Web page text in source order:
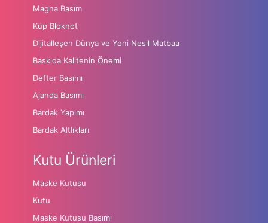
Magna Basım
Küp Bloknot
Dijitalleşen Dünya ve Yeni Nesil Matbaa
Baskıda Kalitenin Önemi
Defter Basımı
Ajanda Basımı
Bardak Yapımı
Bardak Altlıkları
Kutu Ürünleri
Maske Kutusu
Kutu
Maske Kutusu Basımı